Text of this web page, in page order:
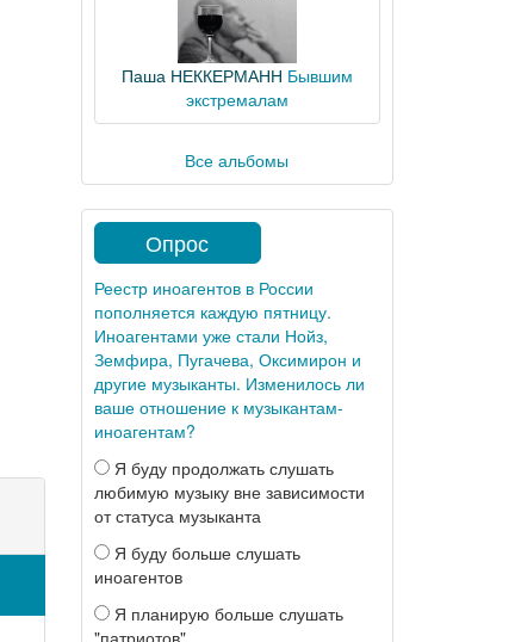
Паша НЕККЕРМАНН Бывшим
экстремалам
Все альбомы
Опрос
Реестр иноагентов в России
пополняется каждую пятницу.
Иноагентами уже стали Нойз,
Земфира, Пугачева, Оксимирон и
другие музыканты. Изменилось ли
ваше отношение к музыкантам-
иноагентам?
Я буду продолжать слушать
любимую музыку вне зависимости
от статуса музыканта
Я буду больше слушать
иноагентов
Я планирую больше слушать
"патриотов"